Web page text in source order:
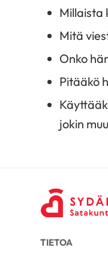
Millaista
Mitä
Onko
Pitääkö
jokin
TIETOA